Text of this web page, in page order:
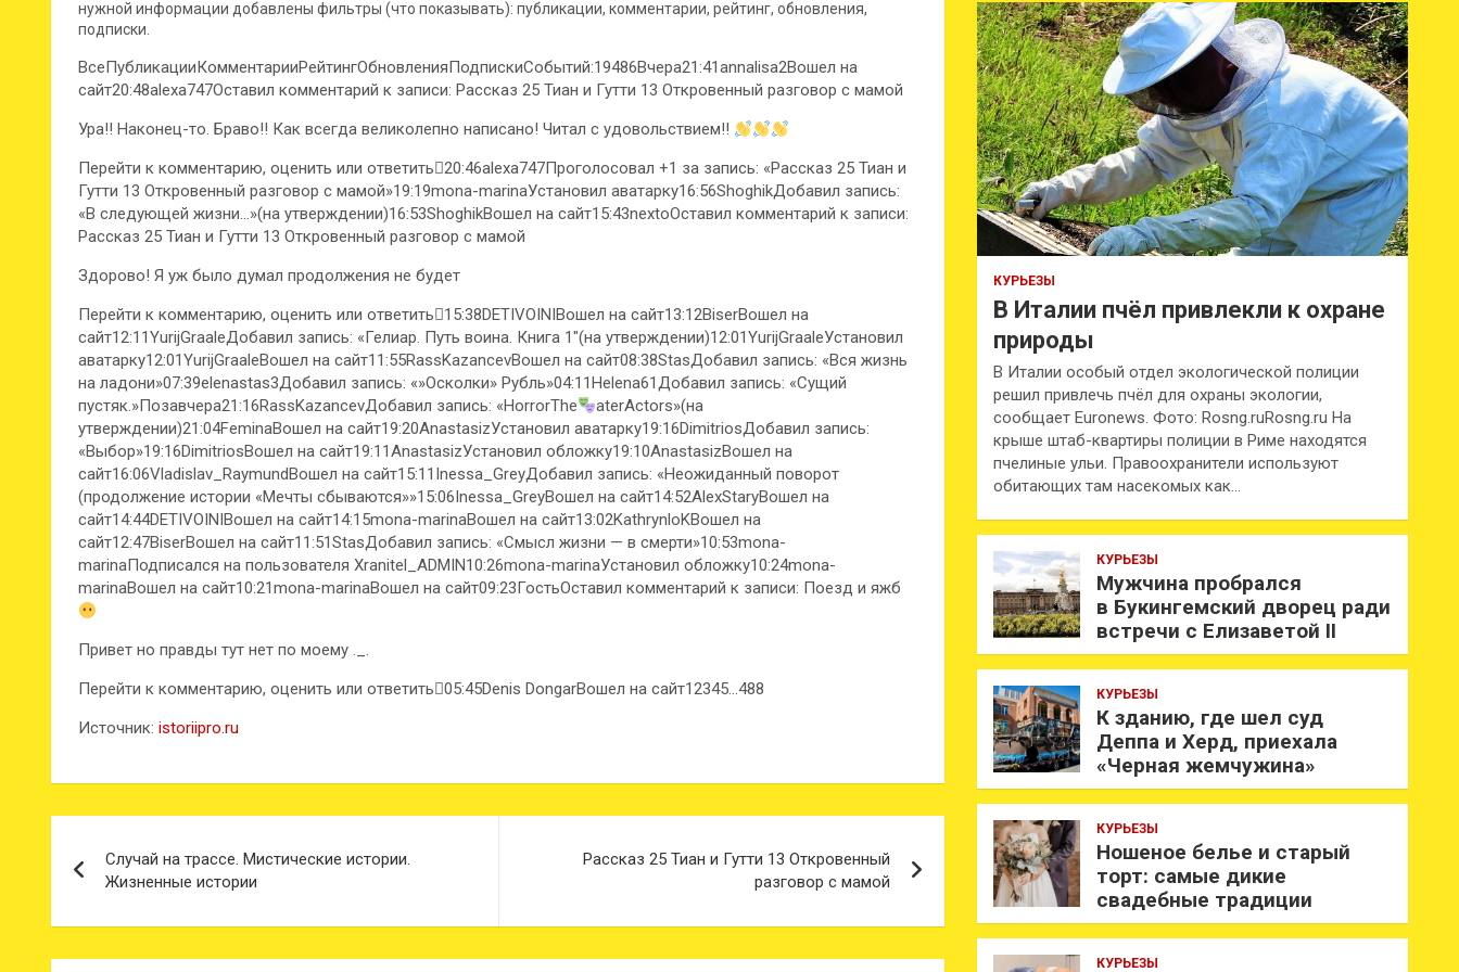
нужной информации добавлены фильтры (что показывать): публикации, комментарии, рейтинг, обновления,
подписки.
ВсеПубликацииКомментарииРейтингОбновленияПодпискиСобытий:19486Вчера21:41annalisa2Вошел на
сайт20:48alexa747Оставил комментарий к записи: Рассказ 25 Тиан и Гутти 13 Откровенный разговор с мамой
Ура!! Наконец-то. Браво!! Как всегда великолепно написано! Читал с удовольствием!!
Перейти к комментарию, оценить или ответить 20:46alexa747Проголосовал +1 за запись: «Рассказ 25 Тиан и
Гутти 13 Откровенный разговор с мамой»19:19mona-marinaУстановил аватарку16:56ShoghikДобавил запись:
«В следующей жизни…»(на утверждении)16:53ShoghikВошел на сайт15:43nextoОставил комментарий к записи:
Рассказ 25 Тиан и Гутти 13 Откровенный разговор с мамой
Здорово! Я уж было думал продолжения не будет
Перейти к комментарию, оценить или ответить
15:38DETIVOINIВошел на сайт13:12BiserВошел на
сайт12:11YurijGraaleДобавил запись: «Гелиар. Путь воина. Книга 1″(на утверждении)12:01YurijGraaleУстановил
аватарку12:01YurijGraaleВошел на сайт11:55RassKazancevВошел на сайт08:38StasДобавил запись: «Вся жизнь
на ладони»07:39elenastas3Добавил запись: «»Осколки» Рубль»04:11Helena61Добавил запись: «Сущий
пустяк.»Позавчера21:16RassKazancevДобавил запись: «HorrorThe
aterActors»(на
утверждении)21:04FeminaВошел на сайт19:20AnastasizУстановил аватарку19:16DimitriosДобавил запись:
«Выбор»19:16DimitriosВошел на сайт19:11AnastasizУстановил обложку19:10AnastasizВошел на
сайт16:06Vladislav_RaymundВошел на сайт15:11Inessa_GreyДобавил запись: «Неожиданный поворот
(продолжение истории «Мечты сбываются»»15:06Inessa_GreyВошел на сайт14:52AlexStaryВошел на
сайт14:44DETIVOINIВошел на сайт14:15mona-marinaВошел на сайт13:02KathrynloKВошел на
сайт12:47BiserВошел на сайт11:51StasДобавил запись: «Смысл жизни — в смерти»10:53mona-
marinaПодписался на пользователя Xranitel_ADMIN10:26mona-marinaУстановил обложку10:24mona-
marinaВошел на сайт10:21mona-marinaВошел на сайт09:23ГостьОставил комментарий к записи: Поезд и яжб
Привет но правды тут нет по моему ._.
Перейти к комментарию, оценить или ответить 05:45Denis DongarВошел на сайт12345…488
Источник: istoriipro.ru
по
записям
Случай на трассе. Мистические истории.
Жизненные истории
Рассказ 25 Тиан и Гутти 13 Откровенный
разговор с мамой
к
КУРЬЕЗЫ
В Италии пчёл привлекли к охране
природы
В Италии особый отдел экологической полиции
решил привлечь пчёл для охраны экологии,
сообщает Euronews. Фото: Rosng.ruRosng.ru На
крыше штаб-квартиры полиции в Риме находятся
пчелиные ульи. Правоохранители используют
обитающих там насекомых как…
КУРЬЕЗЫ
Мужчина пробрался
в Букингемский дворец ради
встречи с Елизаветой II
КУРЬЕЗЫ
К зданию, где шел суд
Деппа и Херд, приехала
«Черная жемчужина»
КУРЬЕЗЫ
Ношеное белье и старый
торт: самые дикие
свадебные традиции
КУРЬЕЗЫ